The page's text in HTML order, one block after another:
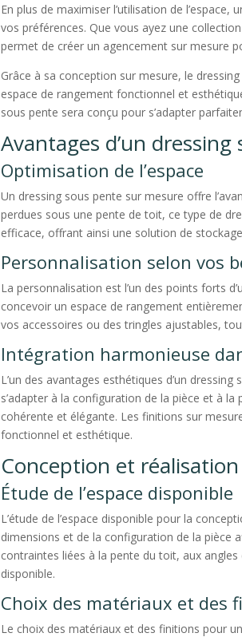
En plus de maximiser l’utilisation de
vos préférences. Que vous ayez une
permet de créer un agencement sur mesure
Grâce à sa conception sur mesure, le
espace de rangement fonctionnel et
sous pente sera conçu pour s’adapter
Avantages d’un
Optimisation de l’espace
Un dressing sous pente sur mesure offre
perdues sous une pente de toit, ce type de
efficace, offrant ainsi une solution de
Personnalisation selon vos
La personnalisation est l’un des points forts
concevoir un espace de rangement
vos accessoires ou des tringles ajustables,
Intégration harmonieuse
L’un des avantages esthétiques d’un
s’adapter à la configuration de la pièce et à
cohérente et élégante. Les finitions sur
fonctionnel et esthétique.
Conception et
Étude de l’espace disponible
L’étude de l’espace disponible pour la
dimensions et de la configuration de la pièce
contraintes liées à la pente du toit, aux
disponible.
Choix des matériaux et des
Le choix des matériaux et des finitions pour